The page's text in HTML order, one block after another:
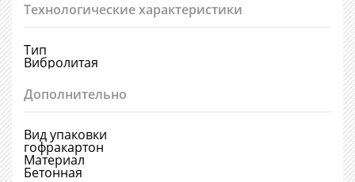
Технологические характеристики
Тип
Вибролитая
Дополнительно
Вид упаковки
гофракартон
Материал
Бетонная